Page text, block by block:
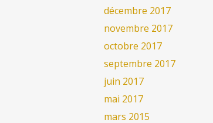
décembre 2017
novembre 2017
octobre 2017
septembre 2017
juin 2017
mai 2017
mars 2015